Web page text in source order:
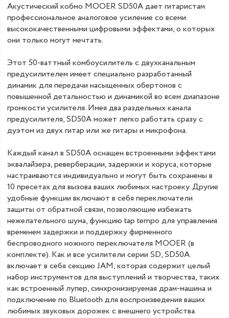
Акустический кобмо MOOER SD50A дает гитаристам
профессиональное аналоговое усиление со всеми
высококачественными цифровыми эффектами, о которых
они только могут мечтать.
Этот 50-ваттный комбоусилитель с двухканальным
предусилителем имеет специально разработанный
динамик для передачи насыщенных обертонов с
повышенной детальностью и динамикой во всем диапазоне
громкости усилителя. Имея два раздельных канала
предусилителя, SD50A может легко работать сразу с
дуэтом из двух гитар или же гитары и микрофона.
Каждый канал в SD50A оснащен встроенными эффектами
эквалайзера, реверберации, задержки и хоруса, которые
настраиваются индивидуально и могут быть сохранены в
10 пресетах для вызова ваших любимых настроеку. Другие
удобные функции включают в себя переключатели
защиты от обратной связи, позволяющие избежать
нежелательного шума, функцию tap tempo для управления
временем задержки и поддержку фирменного
беспроводного ножного переключателя MOOER (в
комплекте). Как и все усилители серии SD, SD50A
включает в себя секцию JAM, которая содержит целый
набор инструментов для выступлений и творчества, таких
как встроенный лупер, синхронизируемая драм-машина и
подключение по Bluetooth для воспроизведения ваших
любимых звуковых дорожек с внешнего устройства.